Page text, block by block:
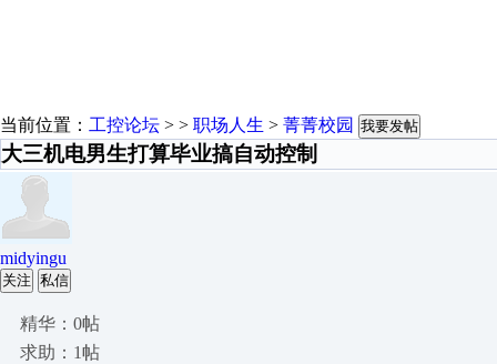
当前位置： 工控论坛 > > 职场人生 > 菁菁校园 我要发帖
大三机电男生打算毕业搞自动控制
midyingu
关注 私信
精华：0帖
求助：1帖